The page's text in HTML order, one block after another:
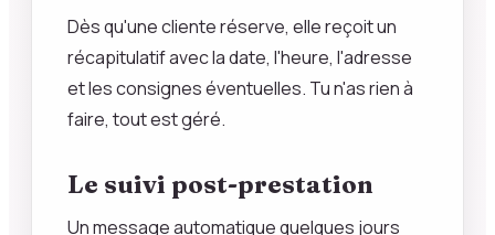
Dès qu'une cliente réserve, elle reçoit un
récapitulatif avec la date, l'heure, l'adresse
et les consignes éventuelles. Tu n'as rien à
faire, tout est géré.
Le suivi post-prestation
Un message automatique quelques jours